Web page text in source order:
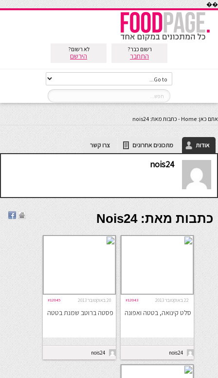
��
רשום כבר?
התחבר
לא רשום?
הירשם
אתם כאן: Home
- כתבות מאת: nois24
אודות מתכונים אחרונים צרו קשר
nois24
כתבות מאת: Nois24
22 באוקטובר 2013 #12043
סלט קינואה, בטטה ואפונה
nois24
20 באוקטובר 2013 #12045
פסטה ברוטב שמנת בטטה
nois24